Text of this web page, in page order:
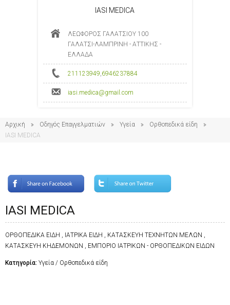
IASI MEDICA
ΛΕΩΦΟΡΟΣ ΓΑΛΑΤΣΙΟΥ 100
ΓΑΛΑΤΣΙ-ΛΑΜΠΡΙΝΗ - ΑΤΤΙΚΗΣ -
ΕΛΛΑΔΑ
211123949,6946237884
iasi.medica@gmail.com
Αρχική Οδηγός Επαγγελματιών Υγεία
Ορθοπεδικά είδη
IASI MEDICA
IASI MEDICA
ΟΡΘΟΠΕΔΙΚΑ ΕΙΔΗ , ΙΑΤΡΙΚΑ ΕΙΔΗ , ΚΑΤΑΣΚΕΥΗ ΤΕΧΝΗΤΩΝ ΜΕΛΩΝ ,
ΚΑΤΑΣΚΕΥΗ ΚΗΔΕΜΟΝΩΝ , ΕΜΠΟΡΙΟ ΙΑΤΡΙΚΩΝ - ΟΡΘΟΠΕΔΙΚΩΝ ΕΙΔΩΝ
Κατηγορία: Υγεία / Ορθοπεδικά είδη